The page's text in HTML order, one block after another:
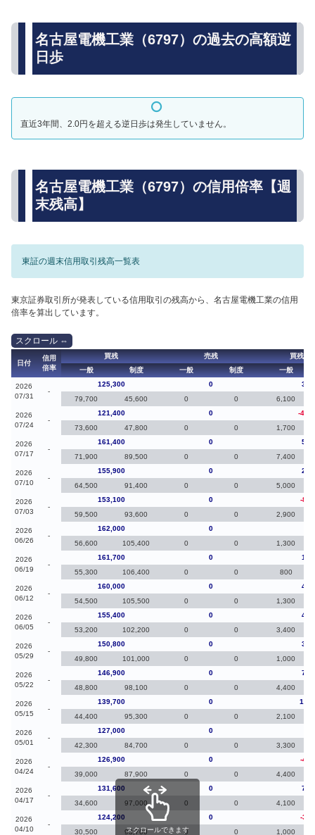
名古屋電機工業（6797）の過去の高額逆
日歩
直近3年間、2.0円を超える逆日歩は発生していません。
名古屋電機工業（6797）の信用倍率【週
末残高】
東証の週末信用取引残高一覧表
東京証券取引所が発表している信用取引の残高から、名古屋電機工業の信用
倍率を算出しています。
日付
信用
倍率
買残 売残
買残（
一般
制度 一般 制度 一般
2026
07/31
-
125,300 0
79,700
45,600 0 0 6,100
2026
07/24
-
121,400 0
-
73,600
47,800 0 0 1,700
2026
07/17
-
161,400 0
71,900
89,500 0 0 7,400
2026
07/10
-
155,900 0
64,500
91,400 0 0 5,000
2026
07/03
-
153,100 0
-
59,500
93,600 0 0 2,900
2026
06/26
-
162,000 0
56,600
105,400 0 0 1,300
2026
06/19
-
161,700 0
55,300
106,400 0 0 800
2026
06/12
-
160,000 0
54,500
105,500 0 0 1,300
2026
06/05
-
155,400 0
53,200
102,200 0 0 3,400
2026
05/29
-
150,800 0
49,800
101,000 0 0 1,000
2026
05/22
-
146,900 0
48,800
98,100 0 0 4,400
2026
05/15
-
139,700 0
44,400
95,300 0 0 2,100
2026
05/01
-
127,000 0
42,300
84,700 0 0 3,300
2026
04/24
-
126,900 0
-
39,000
87,900 0 0 4,400
2026
04/17
-
131,600 0
34,600
97,000 0 0 4,100
2026
04/10
-
124,200 0
-
30,500
93,700 0 0 1,000
スクロールできます